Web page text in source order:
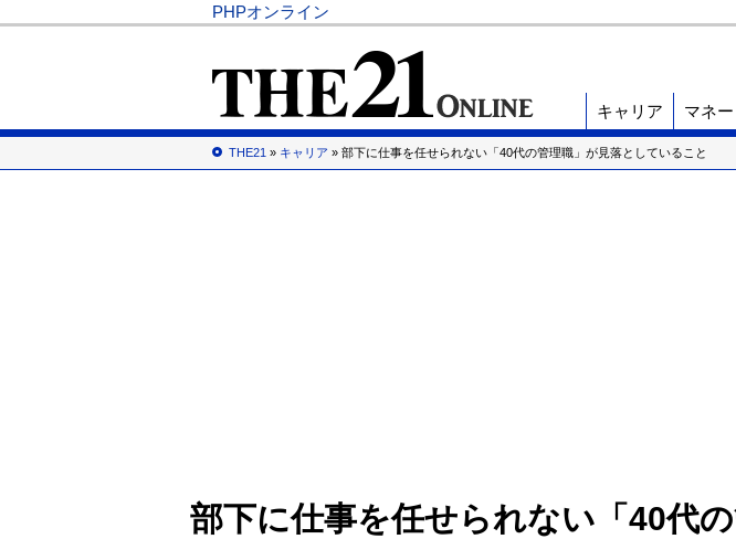
PHPオンライン
キャリア マネー
THE21 » キャリア » 部下に仕事を任せられない「40代の管理職」が見落としていること
部下に仕事を任せられない「40代の